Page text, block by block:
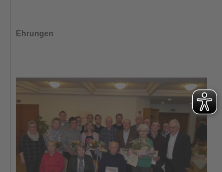
Ehrungen